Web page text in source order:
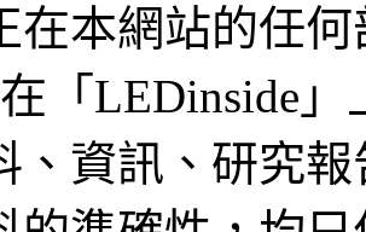
在本網站的任
「LEDinside
、資訊、研究